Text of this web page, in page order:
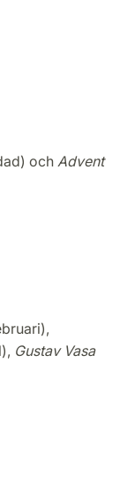
och Advent
Gustav Vasa